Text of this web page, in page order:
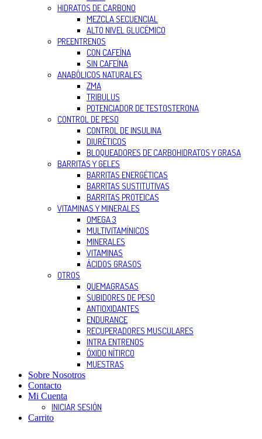
HIDRATOS DE CARBONO
MEZCLA SECUENCIAL
ALTO NIVEL GLUCÉMICO
PREENTRENOS
CON CAFEÍNA
SIN CAFEÍNA
ANABÓLICOS NATURALES
ZMA
TRIBULUS
POTENCIADOR DE TESTOSTERONA
CONTROL DE PESO
CONTROL DE INSULINA
DIURÉTICOS
BLOQUEADORES DE CARBOHIDRATOS Y GRASA
BARRITAS Y GELES
BARRITAS ENERGÉTICAS
BARRITAS SUSTITUTIVAS
BARRITAS PROTEICAS
VITAMINAS Y MINERALES
OMEGA 3
MULTIVITAMÍNICOS
MINERALES
VITAMINAS
ÁCIDOS GRASOS
OTROS
QUEMAGRASAS
SUBIDORES DE PESO
ANTIOXIDANTES
ENDURANCE
RECUPERADORES MUSCULARES
INTRA ENTRENOS
ÓXIDO NÍTIRCO
MUESTRAS
Sobre Nosotros
Contacto
Mi Cuenta
INICIAR SESIÓN
Carrito